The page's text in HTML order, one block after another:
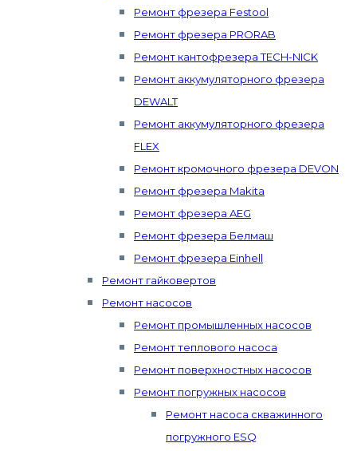
Ремонт фрезера Festool
Ремонт фрезера PRORAB
Ремонт кантофрезера TECH-NICK
Ремонт аккумуляторного фрезера
DEWALT
Ремонт аккумуляторного фрезера
FLEX
Ремонт кромочного фрезера DEVON
Ремонт фрезера Makita
Ремонт фрезера AEG
Ремонт фрезера Белмаш
Ремонт фрезера Einhell
Ремонт гайковертов
Ремонт насосов
Ремонт промышленных насосов
Ремонт теплового насоса
Ремонт поверхностных насосов
Ремонт погружных насосов
Ремонт насоса скважинного
погружного ESQ